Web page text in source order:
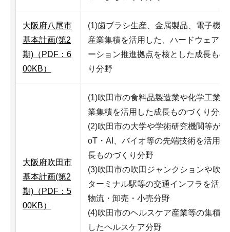
大阪府八尾市
基本計画(第2
期)（PDF：6
00KB）
(1)歯ブラシ生産、金属製品、電子機
産業集積を活用した、ハードウェアイ
ーション推進拠点を核とした成長もの
り分野
大阪府吹田市
基本計画(第2
期)（PDF：5
00KB）
(1)吹田市の食料品製造業や化学工業
業集積を活用した成長ものづくり分野
(2)吹田市の大学や学術研究機関等が
oT・AI、バイオ等の先端技術を活用
長ものづくり分野
(3)吹田市の吹田ジャンクションや吹
ターミナル駅等の交通インフラを活用
物流・卸売・小売分野
(4)吹田市のヘルスケア産業等の集積
したヘルスケア分野